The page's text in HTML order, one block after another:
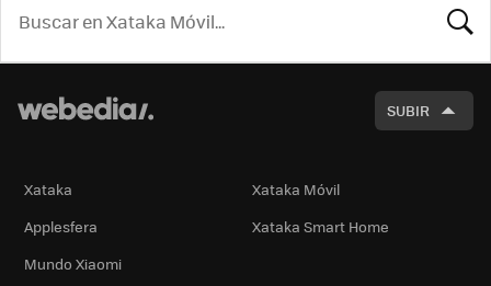
SUBIR
Xataka
Xataka Móvil
Applesfera
Xataka Smart Home
Mundo Xiaomi